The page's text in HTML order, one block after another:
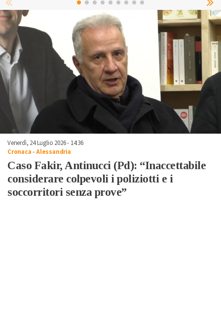
Venerdì, 24 Luglio 2026 - 14:36
Cronaca-Alessandria
Caso Fakir, Antinucci (Pd): “Inaccettabile
considerare colpevoli i poliziotti e i
soccorritori senza prove”